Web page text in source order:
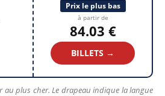
Prix le plus bas
à partir de
84.03 €
BILLETS →
au plus cher. Le drapeau indique la langue